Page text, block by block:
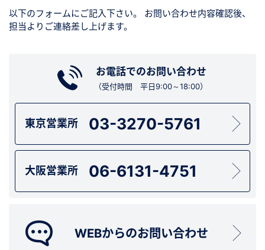
以下のフォームにご記入下さい。
お問い合わせ内容確認後、
担当よりご連絡差し上げます。
お電話でのお問い合わせ
（受付時間 平日9:00～18:00）
東京営業所 03-3270-5761
大阪営業所 06-6131-4751
WEBからのお問い合わせ